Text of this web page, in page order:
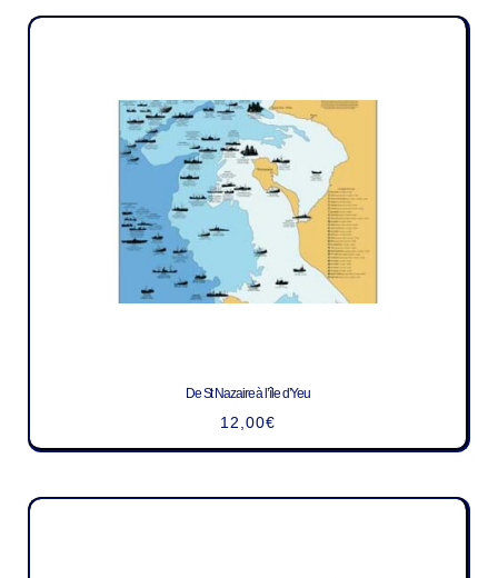
De St Nazaire à l’île d’Yeu
12,00€